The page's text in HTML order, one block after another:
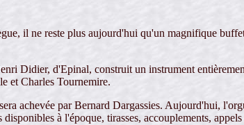
il ne reste plus aujourd'hui qu'un magnifique
Didier, d'Epinal, construit un instrument
et Charles Tournemire.
achevée par Bernard Dargassies. Aujourd'hui,
à l'époque, tirasses, accouplements,